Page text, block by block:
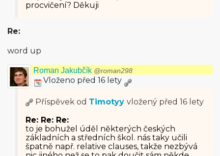
procvičení? Děkuji
Re:
word up
Roman Jakubčík @roman298
Vloženo před 16 lety
Příspěvek od Timotyy vložený před 16 lety
Re: Re: Re:
to je bohužel úděl některých českých
základních a středních škol. nás taky učili
špatně např. relative clauses, takže nezbývá